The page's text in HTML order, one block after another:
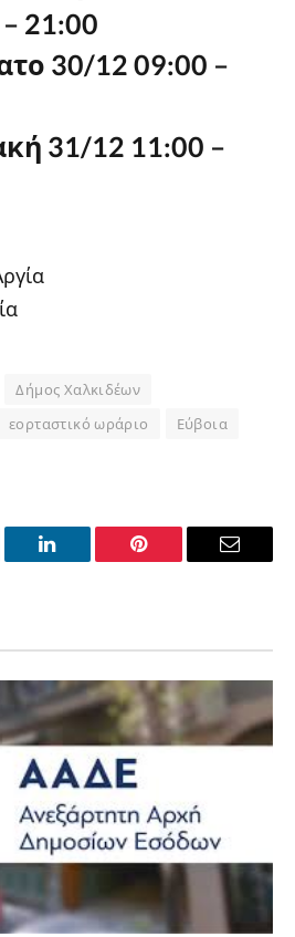
21:00
30/12 09:00 –
31/12 11:00 –
Δήμος Χαλκιδέων
εορταστικό ωράριο
Εύβοια
LinkedIn Pinterest Email